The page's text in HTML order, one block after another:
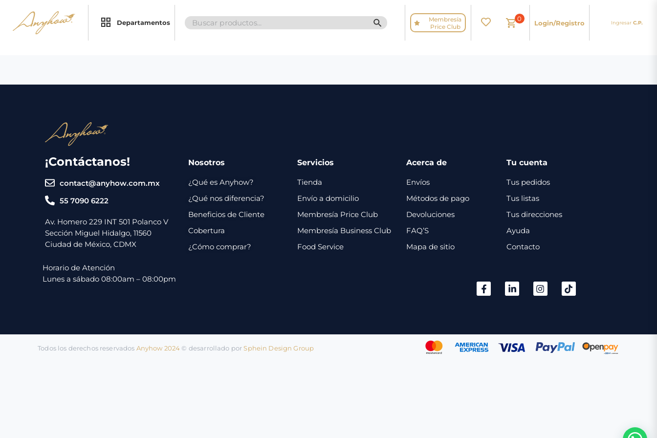
Departamentos
Search
for:
SEARCH BUTTON
Membresía
Price Club
0
Login/Registro Ingresar C.P.
¡Contáctanos!
contact@anyhow.com.mx
55 7090 6222
Av. Homero 229 INT 501 Polanco V
Sección Miguel Hidalgo, 11560
Ciudad de México, CDMX
Nosotros
¿Qué es Anyhow?
¿Qué nos diferencia?
Beneficios de Cliente
Cobertura
¿Cómo comprar?
Servicios
Tienda
Envío a domicilio
Membresía Price Club
Membresía Business Club
Food Service
Acerca de
Envíos
Métodos de pago
Devoluciones
FAQ’S
Mapa de sitio
Tu cuenta
Tus pedidos
Tus listas
Tus direcciones
Ayuda
Contacto
Horario de Atención
Lunes a sábado 08:00am – 08:00pm
Todos los derechos reservados Anyhow 2024©️ desarrollado porSphein Design Group
Promociones
Servicios
Envíos
Métodos
Contacto
Inicio
Regalos
Contacto